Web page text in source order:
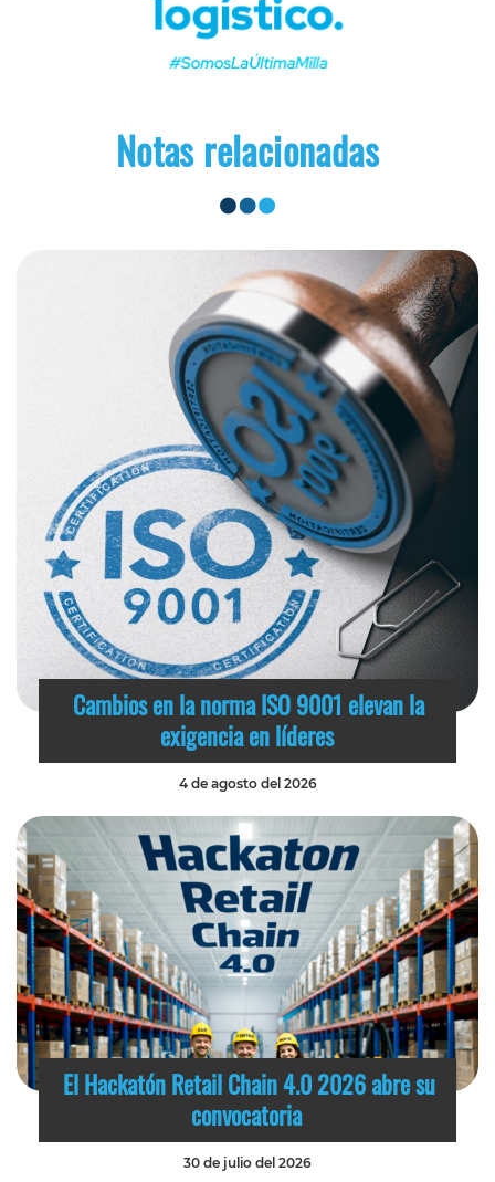
Notas relacionadas
Cambios en la norma ISO 9001 elevan la
exigencia en líderes
4 de agosto del 2026
El Hackatón Retail Chain 4.0 2026 abre su
convocatoria
30 de julio del 2026